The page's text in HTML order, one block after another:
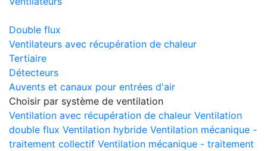
Double flux
Ventilateurs avec récupération de chaleur
Tertiaire
Détecteurs
Auvents et canaux pour entrées d'air
Choisir par système de ventilation
Ventilation avec récupération de chaleur Ventilation
double flux Ventilation hybride Ventilation mécanique -
traitement collectif Ventilation mécanique - traitement